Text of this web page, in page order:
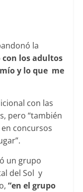
la
con los adultos
y lo que me
con las
pero “también
concursos
un grupo
del Sol y
“en el grupo